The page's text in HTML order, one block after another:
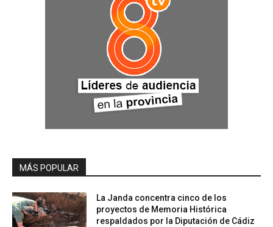
MÁS POPULAR
La Janda concentra cinco de los
proyectos de Memoria Histórica
respaldados por la Diputación de Cádiz